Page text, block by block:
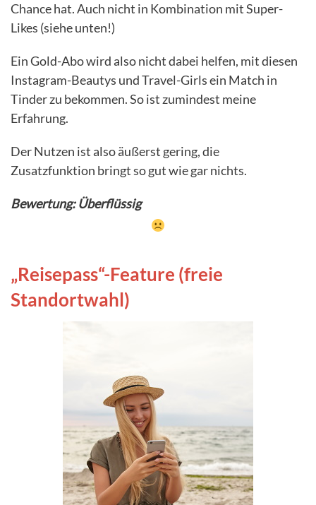
Chance hat. Auch nicht in Kombination mit Super-
Likes (siehe unten!)
Ein Gold-Abo wird also nicht dabei helfen, mit diesen
Instagram-Beautys und Travel-Girls ein Match in
Tinder zu bekommen. So ist zumindest meine
Erfahrung.
Der Nutzen ist also äußerst gering, die
Zusatzfunktion bringt so gut wie gar nichts.
Bewertung: Überflüssig
„Reisepass“-Feature (freie
Standortwahl)